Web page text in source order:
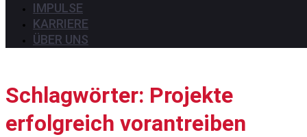
IMPULSE
KARRIERE
ÜBER UNS
Schlagwörter: Projekte
erfolgreich vorantreiben